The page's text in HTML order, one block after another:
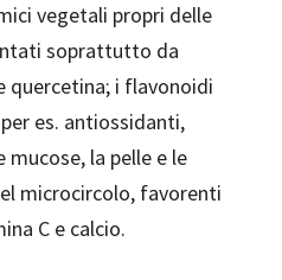
vegetali propri delle
soprattutto da
quercetina; i flavonoidi
es. antiossidanti,
la pelle e le
microcircolo, favorenti
C e calcio.